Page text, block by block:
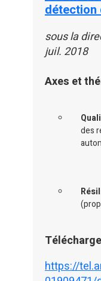
détection
sous la
juil. 2018
Axes et
des
https://